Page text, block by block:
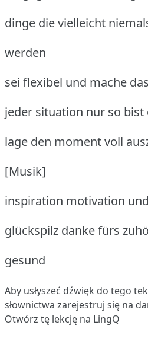
dinge die vielleicht
werden
sei flexibel und mache
jeder situation nur so bist
lage den moment voll
[Musik]
inspiration motivation
glückspilz danke fürs
gesund
Aby usłyszeć dźwięk do tego
słownictwa zarejestruj się na
Otwórz tę lekcję na LingQ